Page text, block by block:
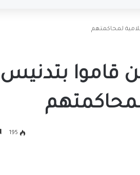
لمحاكمتهم
قاموا بتدنيس
195